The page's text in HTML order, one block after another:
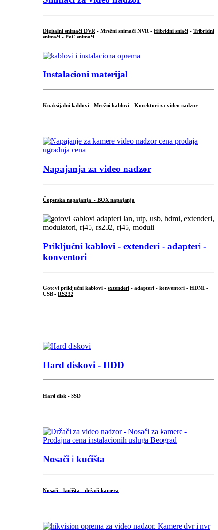
Digitalni snimači DVR - Mrežni snimači NVR - Hibridni sniači - Tribridni
snimači - PoC snimači
Instalacioni materijal
Koaksijalni kablovi - Mrežni kablovi - Konektori za video nadzor
Napajanja za video nadzor
Čoperska napajanja - BOX napajanja
Priključni kablovi - extenderi - adapteri -
konventori
Gotovi priključni kablovi - extenderi - adapteri - konventori - HDMI -
USB - RS232
Hard diskovi - HDD
Hard disk - SSD
Nosači i kućišta
Nosači - kućišta - držači kamera